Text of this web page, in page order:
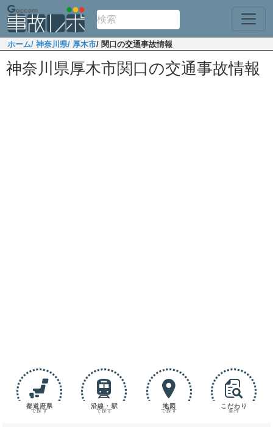
ホーム/ 神奈川県/ 厚木市/ 関口の交通事故情報
神奈川県厚木市関口の交通事故情報
都道府県
で探す
沿線・駅
で探す
地図
で探す
こだわり
条件